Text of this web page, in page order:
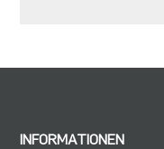
INFORMATIONEN